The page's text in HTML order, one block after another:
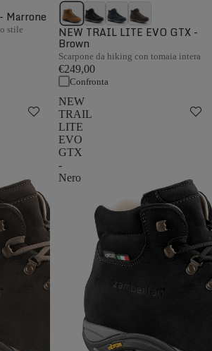
Marrone
stile
NEW TRAIL LITE EVO GTX -
Brown
Scarpone da hiking con tomaia intera
€249,00
Confronta
NEW
TRAIL
LITE
EVO
GTX
-
Nero